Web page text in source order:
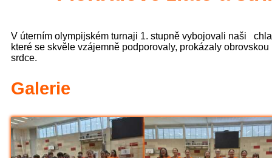
zakončili plavecký výcvik (3.C)
mozaika – projektový den (5.B)
den pátý - bronz z fotbalového
V úterním olympijském turnaji 1. stupně vybojovali naši
které se skvěle vzájemně podporovaly, prokázaly
srdce.
Galerie